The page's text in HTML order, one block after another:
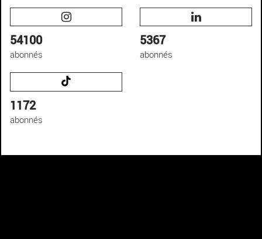
54100
abonnés
5367
abonnés
1172
abonnés